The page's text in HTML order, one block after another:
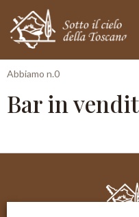
Abbiamo n.0
Bar in